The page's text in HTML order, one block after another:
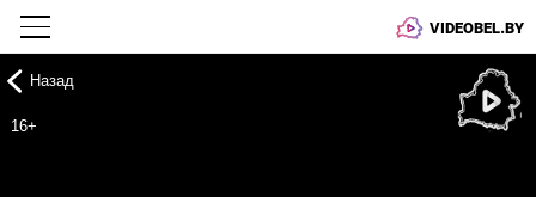
VIDEOBEL.BY
Назад
16+